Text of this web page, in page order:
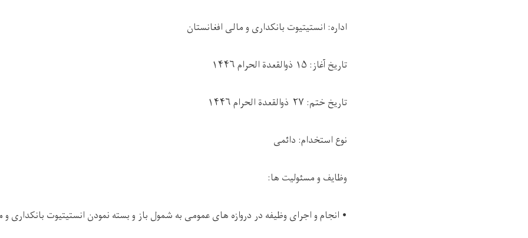
اداره: انستیتیوت بانکداری و مالی افغانستان
تاریخ آغاز: ۱۵ ذوالقعدة الحرام۱۴۴۶
تاریخ ختم: ۲۷ ذوالقعدة الحرام۱۴۴۶
نوع استخدام: دائمی
وظایف و مسئولیت ها:
• انجام و اجرای وظیفه در دروازه های عمومی به شمول باز و بسته نمودن انستیتیوت بانکداری و